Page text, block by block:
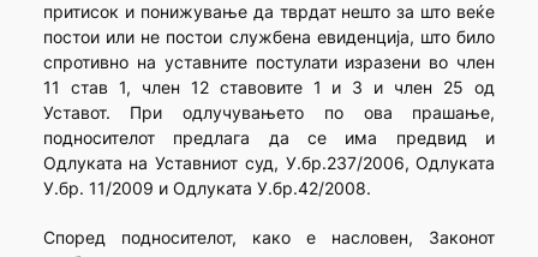
притисок и понижување да тврдат нешто за што веќе
постои или не постои службена евиденција, што било
спротивно на уставните постулати изразени во член
11 став 1, член 12 ставовите 1 и 3 и член 25 од
Уставот. При одлучувањето по ова прашање,
подносителот предлага да се има предвид и
Одлуката на Уставниот суд, У.бр.237/2006, Одлуката
У.бр. 11/2009 и Одлуката У.бр.42/2008.
Според подносителот, како е насловен, Законот